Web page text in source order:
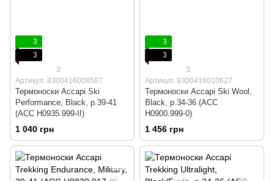
3
3
3
Артикул: 8300416008587
Термоноски Accapi Ski
Performance, Black, р.39-41
(ACC H0935.999-II)
1 040 грн
3
3
3
Артикул: 8300416010627
Термоноски Accapi Ski Wool,
Black, р.34-36 (ACC
H0900.999-0)
1 456 грн